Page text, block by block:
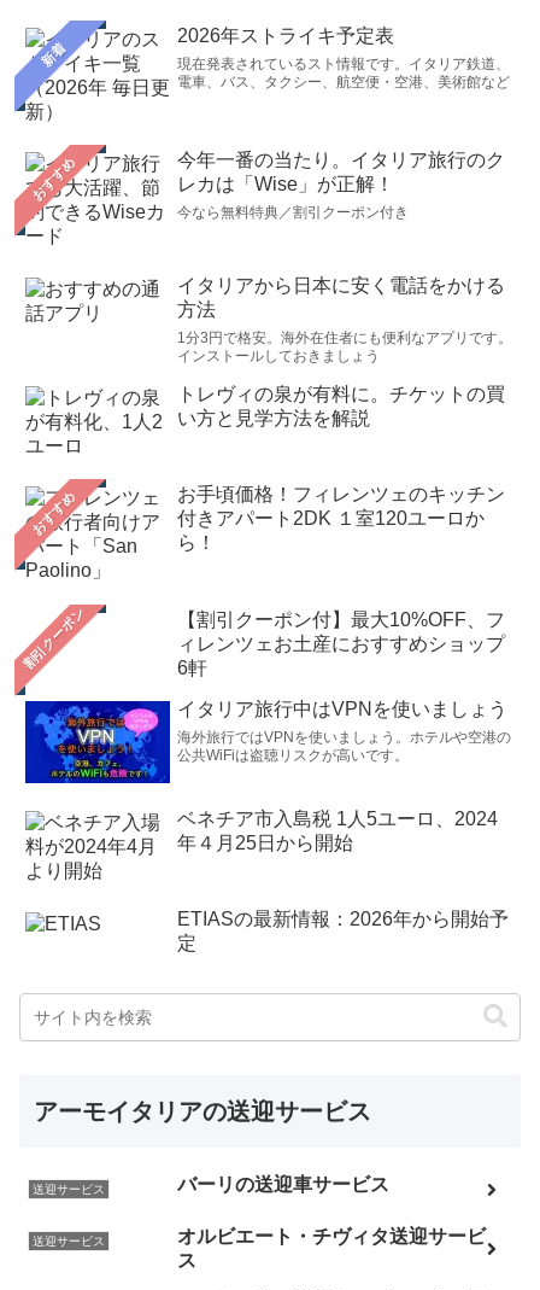
新着
2026年ストライキ予定表
現在発表されているスト情報です。イタリア鉄道、
電車、バス、タクシー、航空便・空港、美術館など
おすすめ
今年一番の当たり。イタリア旅行のク
レカは「Wise」が正解！
今なら無料特典／割引クーポン付き
イタリアから日本に安く電話をかける
方法
1分3円で格安。海外在住者にも便利なアプリです。
インストールしておきましょう
トレヴィの泉が有料に。チケットの買
い方と見学方法を解説
おすすめ
お手頃価格！フィレンツェのキッチン
付きアパート2DK １室120ユーロか
ら！
【割引クーポン付】最大10%OFF、フ
ィレンツェお土産におすすめショップ
6軒
イタリア旅行中はVPNを使いましょう
海外旅行ではVPNを使いましょう。ホテルや空港の
公共WiFiは盗聴リスクが高いです。
ベネチア市入島税 1人5ユーロ、2024
年４月25日から開始
ETIASの最新情報：2026年から開始予
定
アーモイタリアの送迎サービス
送迎サービス バーリの送迎車サービス
送迎サービス
オルビエート・チヴィタ送迎サービ
ス